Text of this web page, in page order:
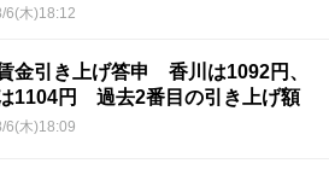
6(木)18:12
金引き上げ答申 香川は1092円、
1104円 過去2番目の引き上げ額
6(木)18:09